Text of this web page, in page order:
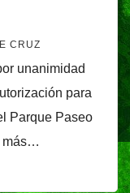
CRUZ
unanimidad
para
Parque Paseo
más…